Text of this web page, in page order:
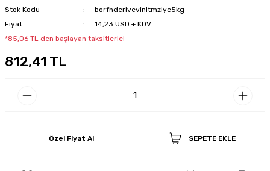
Stok Kodu
borfhderivevinltmzlyc5kg
Fiyat
14,23 USD + KDV
*85,06 TL den başlayan taksitlerle!
812,41 TL
Özel Fiyat Al SEPETE EKLE